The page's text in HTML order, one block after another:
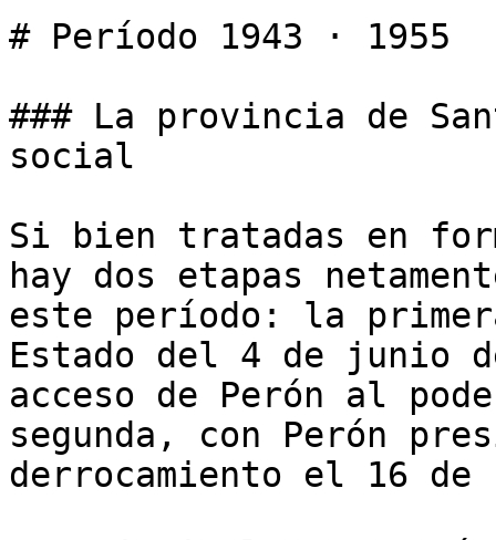
# Período 1943 · 1955
### La provincia de
social
Si bien tratadas en
hay dos etapas
este período: la
Estado del 4 de junio
acceso de Perón al
segunda, con Perón
derrocamiento el 16 de